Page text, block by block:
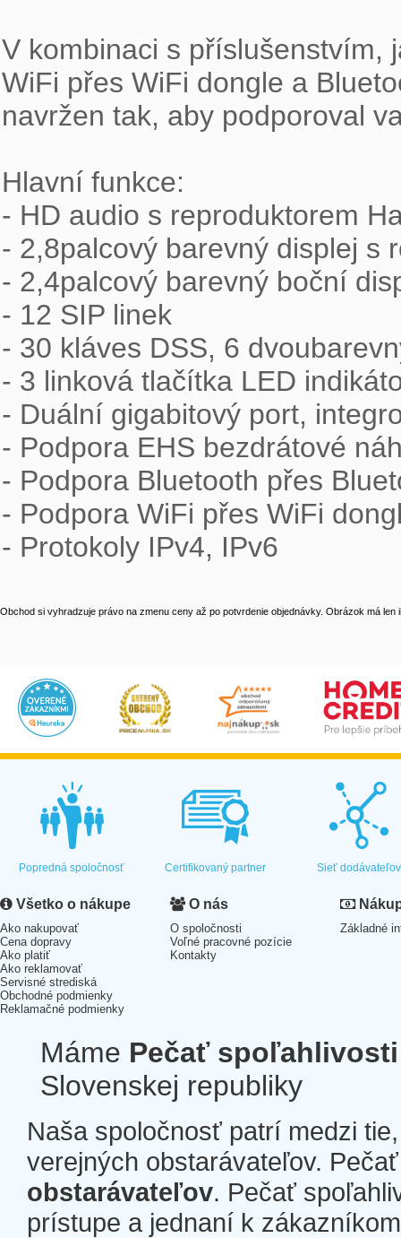
V kombinaci s příslušenstvím,
WiFi přes WiFi dongle a
navržen tak, aby podporoval
Hlavní funkce:
- HD audio s reproduktorem
- 2,8palcový barevný displej s
- 2,4palcový barevný boční
- 12 SIP linek
- 30 kláves DSS, 6
- 3 linková tlačítka LED
- Duální gigabitový port,
- Podpora EHS bezdrátové
- Podpora Bluetooth přes
- Podpora WiFi přes WiFi
- Protokoly IPv4, IPv6
Obchod si vyhradzuje právo na zmenu ceny až po potvrdenie objednávky. Obrázok má len
Popredná spoločnosť Certifikovaný partner Sieť dodávateľov
Všetko o nákupe
Ako nakupovať
Cena dopravy
Ako platiť
Ako reklamovať
Servisné strediská
Obchodné podmienky
Reklamačné podmienky
O nás
O spoločnosti
Voľné pracovné pozície
Kontakty
Základné
Máme Pečať spoľahlivosti
Slovenskej republiky
Naša spoločnosť patrí medzi
verejných obstarávateľov.
obstarávateľov. Pečať
prístupe a jednaní k